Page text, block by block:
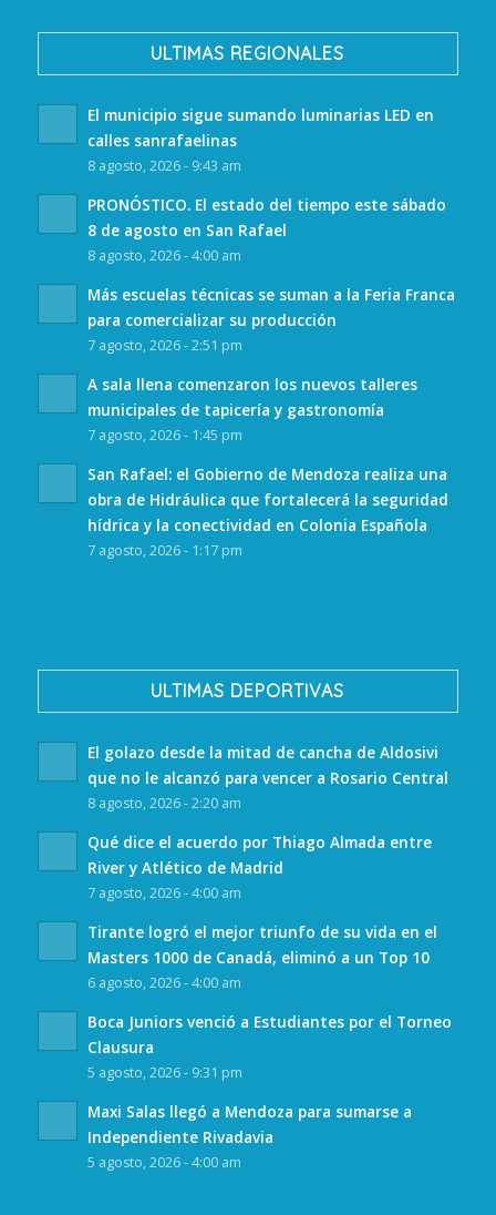
ULTIMAS REGIONALES
El municipio sigue sumando luminarias LED en
calles sanrafaelinas
8 agosto, 2026 - 9:43 am
PRONÓSTICO. El estado del tiempo este sábado
8 de agosto en San Rafael
8 agosto, 2026 - 4:00 am
Más escuelas técnicas se suman a la Feria Franca
para comercializar su producción
7 agosto, 2026 - 2:51 pm
A sala llena comenzaron los nuevos talleres
municipales de tapicería y gastronomía
7 agosto, 2026 - 1:45 pm
San Rafael: el Gobierno de Mendoza realiza una
obra de Hidráulica que fortalecerá la seguridad
hídrica y la conectividad en Colonia Española
7 agosto, 2026 - 1:17 pm
ULTIMAS DEPORTIVAS
El golazo desde la mitad de cancha de Aldosivi
que no le alcanzó para vencer a Rosario Central
8 agosto, 2026 - 2:20 am
Qué dice el acuerdo por Thiago Almada entre
River y Atlético de Madrid
7 agosto, 2026 - 4:00 am
Tirante logró el mejor triunfo de su vida en el
Masters 1000 de Canadá, eliminó a un Top 10
6 agosto, 2026 - 4:00 am
Boca Juniors venció a Estudiantes por el Torneo
Clausura
5 agosto, 2026 - 9:31 pm
Maxi Salas llegó a Mendoza para sumarse a
Independiente Rivadavia
5 agosto, 2026 - 4:00 am